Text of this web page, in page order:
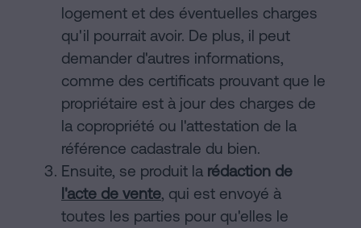
logement et des éventuelles charges
qu'il pourrait avoir. De plus, il peut
demander d'autres informations,
comme des certificats prouvant que le
propriétaire est à jour des charges de
la copropriété ou l'attestation de la
référence cadastrale du bien.
Ensuite, se produit la rédaction de
l'acte de vente, qui est envoyé à
toutes les parties pour qu'elles le